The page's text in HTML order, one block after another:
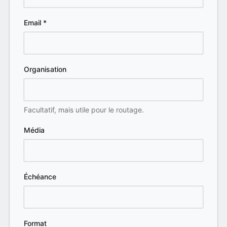
Email*
Organisation
Facultatif, mais utile pour le routage.
Média
Échéance
Format